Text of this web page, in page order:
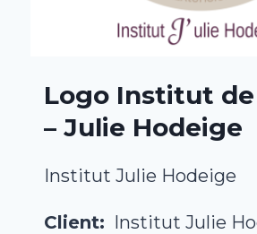
Logo Institut
– Julie Hodeige
Institut Julie Hodeige
Client: Institut Julie